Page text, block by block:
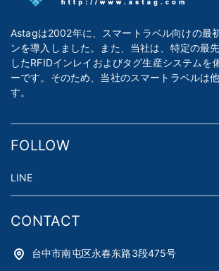
Astagは2002年に、スマートラベル向けの最
ンを導入しました。また、当社は、特定の最
したRFIDインレイおよびタグ生産システムを
ーです。そのため、当社のスマートラベルは
す。
FOLLOW
LINE
CONTACT
台中市南屯区永春东路3段475号